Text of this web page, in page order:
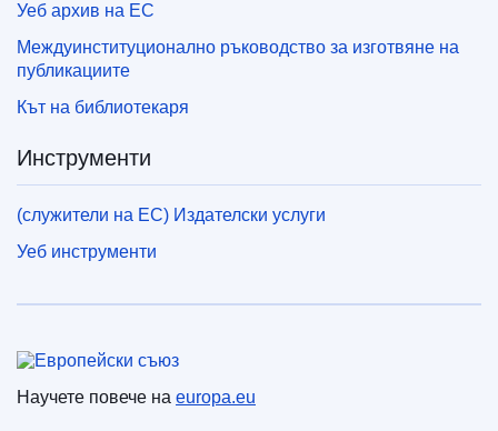
Уеб архив на ЕС
Междуинституционално ръководство за изготвяне на
публикациите
Кът на библиотекаря
Инструменти
(служители на ЕС) Издателски услуги
Уеб инструменти
Научете повече на europa.eu